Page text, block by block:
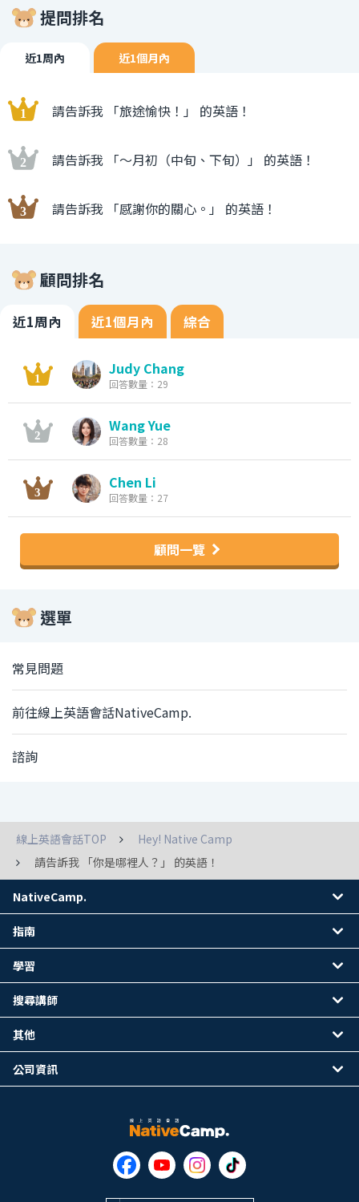
提問排名
近1周內 近1個月內
請告訴我 「旅途愉快！」 的英語！
請告訴我 「〜月初（中旬、下旬）」 的英語！
請告訴我 「感謝你的關心。」 的英語！
顧問排名
近1周內 近1個月內 綜合
Judy Chang
回答數量：29
Wang Yue
回答數量：28
Chen Li
回答數量：27
顧問一覽
選單
常見問題
前往線上英語會話NativeCamp.
諮詢
線上英語會話TOP
Hey! Native Camp
請告訴我 「你是哪裡人？」 的英語！
NativeCamp.
指南
學習
搜尋講師
其他
公司資訊